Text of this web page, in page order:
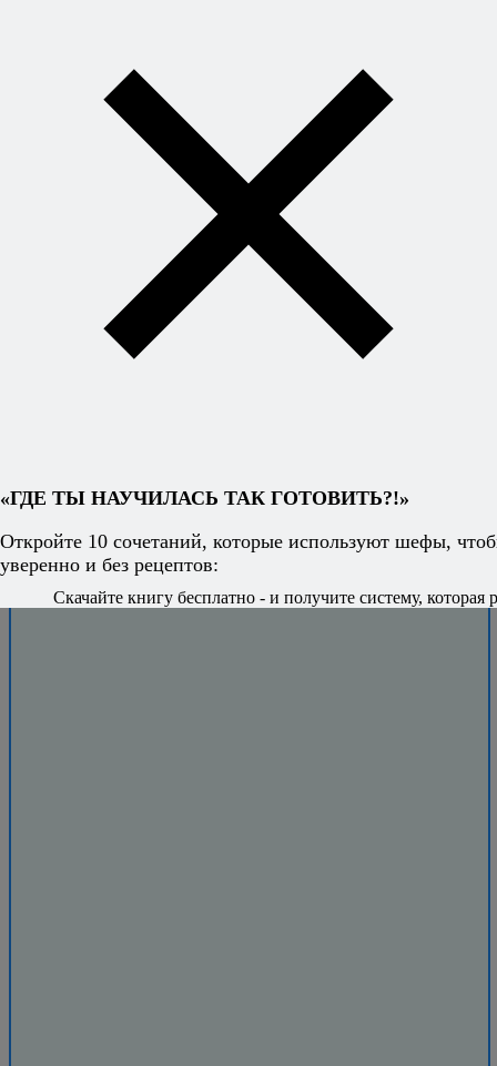
О заменах
Хотите
секретных
сочетаний
откроет вам
свободу
«ГДЕ ТЫ НАУЧИЛАСЬ ТАК ГОТОВИТЬ?!»
Откройте 10 сочетаний, которые используют шефы,
уверенно и без рецептов:
Скачайте книгу бесплатно - и получите систему, которая